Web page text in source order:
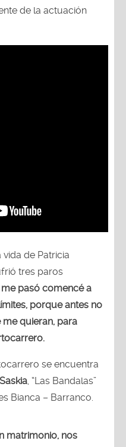
de la actuación
de Patricia
tres paros
me pasó comencé a
porque antes no
quieran, para
se encuentra
, “Las Bandalas”
Bianca – Barranco.
matrimonio, nos